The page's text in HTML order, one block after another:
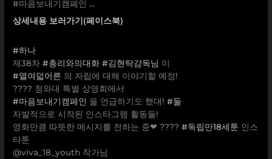
#마음보내기캠페인 …
상세내용 보러가기(페이스북)
#하나
제38차#총리와의대화 #김현탁감독님 이
#열여덟어른 의 자립에 대해 이야기할 예정!
???? 청와대 특별 상영회에서
#마음보내기캠페인 을 언급하기도 했대!#둘
자발적으로 시작된 인스타그램 활동들!
영화만큼 따뜻한 메시지를 전하는 중❤ ????#독립만18세툰 인스
타툰
@viva_18_youth 작가님